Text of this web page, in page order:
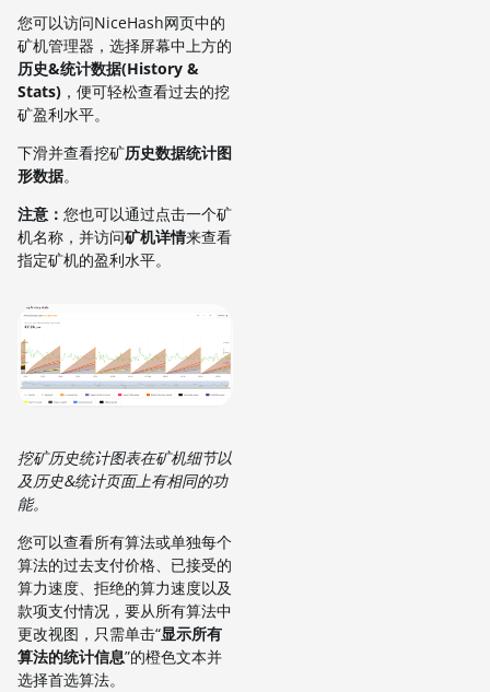
您可以访问NiceHash网页中的
矿机管理器，选择屏幕中上方的
历史&统计数据(History &
Stats) ，便可轻松查看过去的挖
矿盈利水平。
下滑并查看挖矿历史数据统计图
形数据。
注意： 您也可以通过点击一个矿
机名称，并访问矿机详情来查看
指定矿机的盈利水平。
挖矿历史统计图表在矿机细节以
及历史&统计页面上有相同的功
能。
您可以查看所有算法或单独每个
算法的过去支付价格、已接受的
算力速度、拒绝的算力速度以及
款项支付情况，要从所有算法中
更改视图，只需单击“显示所有
算法的统计信息”的橙色文本并
选择首选算法。